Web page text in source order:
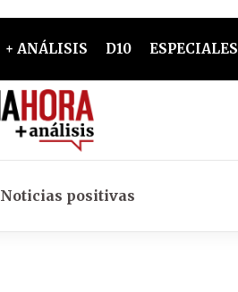
+ ANÁLISIS D10 ESPECIALES
Noticias positivas